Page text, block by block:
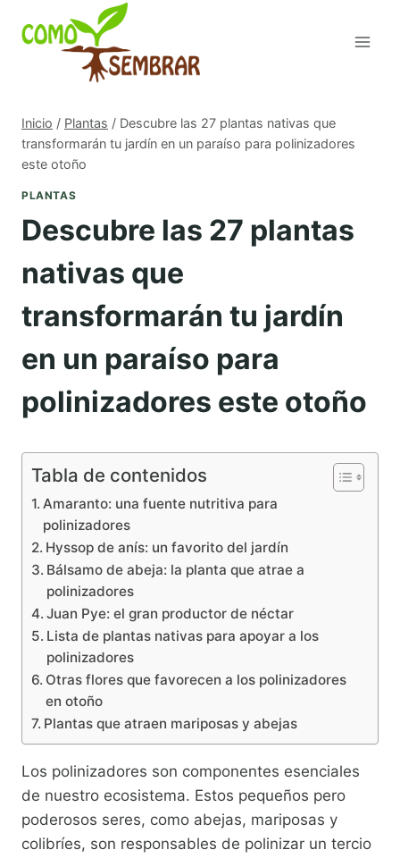
Inicio / Plantas / Descubre las 27 plantas nativas que
transformarán tu jardín en un paraíso para polinizadores
este otoño
PLANTAS
Descubre las 27 plantas
nativas que
transformarán tu jardín
en un paraíso para
polinizadores este otoño
Tabla de contenidos
Amaranto: una fuente nutritiva para
polinizadores
Hyssop de anís: un favorito del jardín
Bálsamo de abeja: la planta que atrae a
polinizadores
Juan Pye: el gran productor de néctar
Lista de plantas nativas para apoyar a los
polinizadores
Otras flores que favorecen a los polinizadores
en otoño
Plantas que atraen mariposas y abejas
Los polinizadores son componentes esenciales
de nuestro ecosistema. Estos pequeños pero
poderosos seres, como abejas, mariposas y
colibríes, son responsables de polinizar un tercio